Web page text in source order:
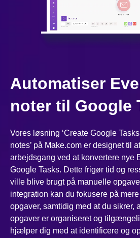
Automatiser
noter til Google
Vores løsning ‘Create Google
notes’ på Make.com er designet til
arbejdsgang ved at konvertere nye
Google Tasks. Dette frigør tid og
ville blive brugt på manuelle
integration kan du fokusere på
opgaver, samtidig med at du sikrer,
opgaver er organiseret og
hjælper dig med at identificere og